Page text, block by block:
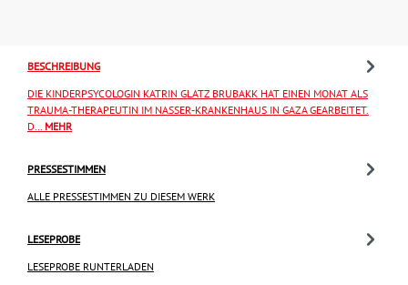
BESCHREIBUNG
DIE KINDERPSYCOLOGIN KATRIN GLATZ BRUBAKK HAT EINEN MONAT ALS
TRAUMA-THERAPEUTIN IM NASSER-KRANKENHAUS IN GAZA GEARBEITET.
D… MEHR
PRESSESTIMMEN
ALLE PRESSESTIMMEN ZU DIESEM WERK
LESEPROBE
LESEPROBE RUNTERLADEN